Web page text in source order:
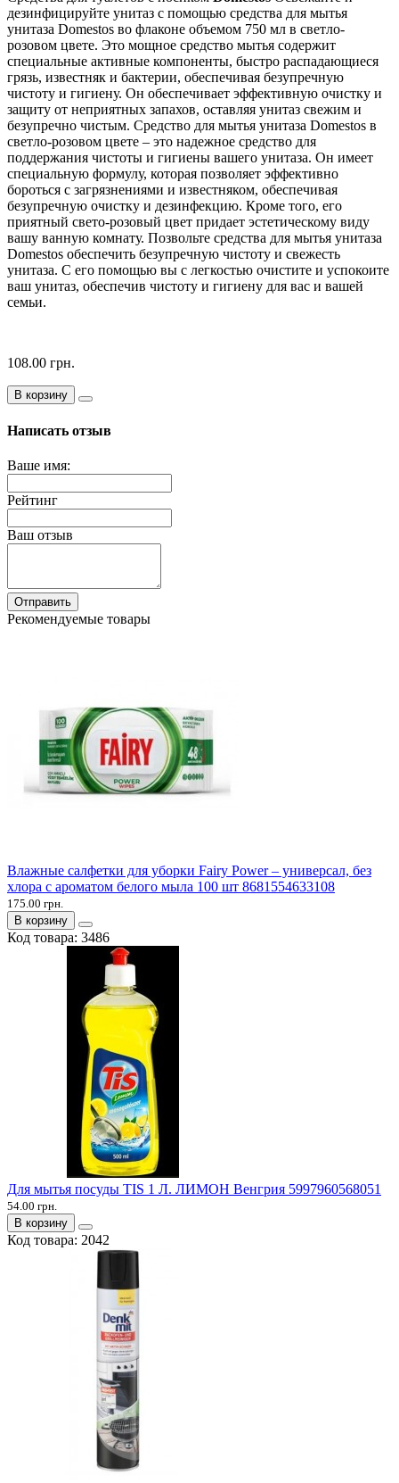
дезинфицируйте унитаз с помощью средства для мытья
унитаза Domestos во флаконе объемом 750 мл в светло-
розовом цвете. Это мощное средство мытья содержит
специальные активные компоненты, быстро распадающиеся
грязь, известняк и бактерии, обеспечивая безупречную
чистоту и гигиену. Он обеспечивает эффективную очистку и
защиту от неприятных запахов, оставляя унитаз свежим и
безупречно чистым. Средство для мытья унитаза Domestos в
светло-розовом цвете – это надежное средство для
поддержания чистоты и гигиены вашего унитаза. Он имеет
специальную формулу, которая позволяет эффективно
бороться с загрязнениями и известняком, обеспечивая
безупречную очистку и дезинфекцию. Кроме того, его
приятный свето-розовый цвет придает эстетическому виду
вашу ванную комнату. Позвольте средства для мытья унитаза
Domestos обеспечить безупречную чистоту и свежесть
унитаза. С его помощью вы с легкостью очистите и успокоите
ваш унитаз, обеспечив чистоту и гигиену для вас и вашей
семьи.
108.00 грн.
В корзину
Написать отзыв
Ваше имя:
Рейтинг
Ваш отзыв
Отправить
Рекомендуемые товары
Влажные салфетки для уборки Fairy Power – универсал, без
хлора с ароматом белого мыла 100 шт 8681554633108
175.00 грн.
В корзину
Код товара: 3486
Для мытья посуды TIS 1 Л. ЛИМОН Венгрия 5997960568051
54.00 грн.
В корзину
Код товара: 2042